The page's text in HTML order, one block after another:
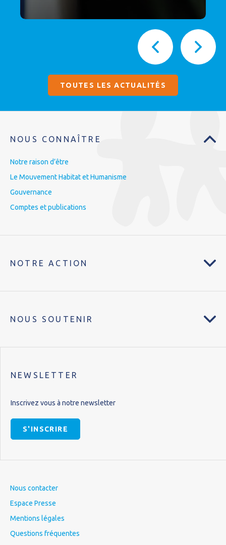
TOUTES LES ACTUALITÉS
NOUS CONNAÎTRE
Notre raison d’être
Le Mouvement Habitat et Humanisme
Gouvernance
Comptes et publications
NOTRE ACTION
NOUS SOUTENIR
NEWSLETTER
Inscrivez vous à notre newsletter
S'INSCRIRE
Nous contacter
Espace Presse
Mentions légales
Questions fréquentes